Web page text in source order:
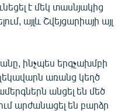
է մեկ տասնյակից
այլև Շվեյցարիայի այլ
ինչպես երգչախմբի
առանց կեղծ
անցել են մեծ
արժանացել են բարձր